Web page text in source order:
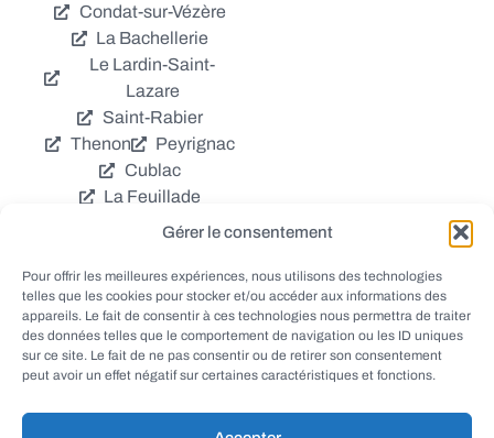
Gérer le consentement
Pour offrir les meilleures expériences, nous utilisons des technologies
telles que les cookies pour stocker et/ou accéder aux informations des
appareils. Le fait de consentir à ces technologies nous permettra de traiter
des données telles que le comportement de navigation ou les ID uniques
sur ce site. Le fait de ne pas consentir ou de retirer son consentement
peut avoir un effet négatif sur certaines caractéristiques et fonctions.
Condat-sur-Vézère
La Bachellerie
Le Lardin-Saint-
Lazare
Saint-Rabier
Thenon
Peyrignac
Cublac
La Feuillade
Chavagnac
Coly
Grèzes
Aubas
Villac
Azerat
Ladornac
Tourtoirac